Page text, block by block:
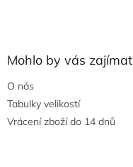
Mohlo by vás zajímat
O nás
Tabulky velikostí
Vrácení zboží do 14 dnů